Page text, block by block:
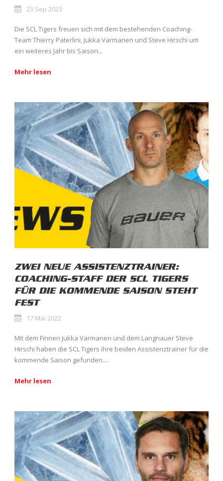
23 Sep 2023
Die SCL Tigers freuen sich mit dem bestehenden Coaching-
Team Thierry Paterlini, Jukka Varmanen und Steve Hirschi um
ein weiteres Jahr bis Saison...
Mehr lesen
ZWEI NEUE ASSISTENZTRAINER:
COACHING-STAFF DER SCL TIGERS
FÜR DIE KOMMENDE SAISON STEHT
FEST
17 Mai 2022
Mit dem Finnen Jukka Varmanen und dem Langnauer Steve
Hirschi haben die SCL Tigers ihre beiden Assistenztrainer für die
kommende Saison gefunden....
Mehr lesen